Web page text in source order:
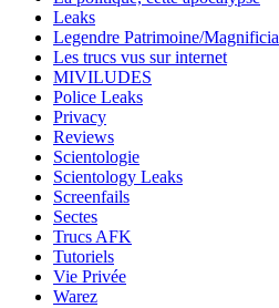
Leaks
Legendre Patrimoine/Magnificia
Les trucs vus sur internet
MIVILUDES
Police Leaks
Privacy
Reviews
Scientologie
Scientology Leaks
Screenfails
Sectes
Trucs AFK
Tutoriels
Vie Privée
Warez